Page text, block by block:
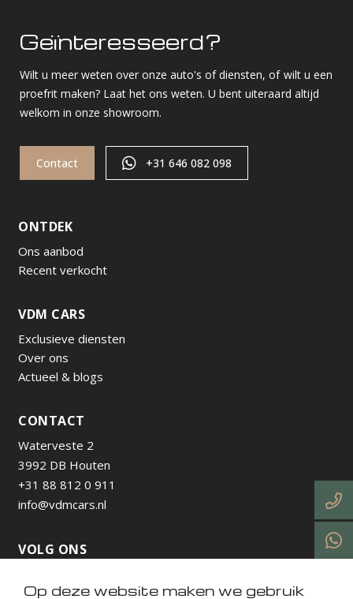
Geïnteresseerd?
Wilt u meer weten over onze auto's of diensten, of wilt u een
proefrit maken? Laat het ons weten. U bent uiteraard altijd
welkom in onze showroom.
Contact +31 646 082 098
ONTDEK
Ons aanbod
Recent verkocht
VDM CARS
Exclusieve diensten
Over ons
Actueel & blogs
CONTACT
Waterveste 2
3992 DB Houten
+31 88 812 0 911
info@vdmcars.nl
VOLG ONS
Op deze website maken we gebruik